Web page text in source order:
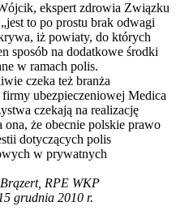
ekspert zdrowia Związku
to po prostu brak odwagi
iż powiaty, do których
sposób na dodatkowe środki
w ramach polis.
czeka też branża
ubezpieczeniowej Medica
czekają na realizację
że obecnie polskie prawo
dotyczących polis
w prywatnych
RPE WKP
grudnia 2010 r.